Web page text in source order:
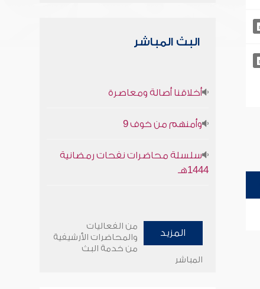
البث المباشر
أخلاقنا أصالة ومعاصرة
وأمنهم من خوف 9
سلسلة محاضرات نفحات رمضانية
1444هـ
المزيد
من الفعاليات
والمحاضرات الأرشيفية
من خدمة البث
المباشر